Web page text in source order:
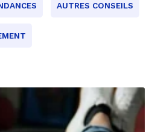
AUTRES CONSEILS